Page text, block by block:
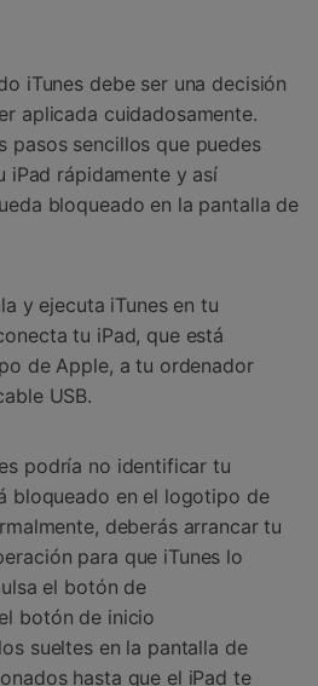
iTunes debe ser una decisión
aplicada cuidadosamente.
pasos sencillos que puedes
iPad rápidamente y así
bloqueado en la pantalla de
y ejecuta iTunes en tu
tu iPad, que está
de Apple, a tu ordenador
USB.
podría no identificar tu
bloqueado en el logotipo de
deberás arrancar tu
para que iTunes lo
el botón de
botón de inicio
sueltes en la pantalla de
hasta que el iPad te